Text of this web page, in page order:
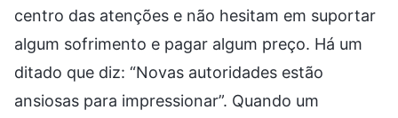
centro das atenções e não hesitam em suportar
algum sofrimento e pagar algum preço. Há um
ditado que diz: “Novas autoridades estão
ansiosas para impressionar”. Quando um